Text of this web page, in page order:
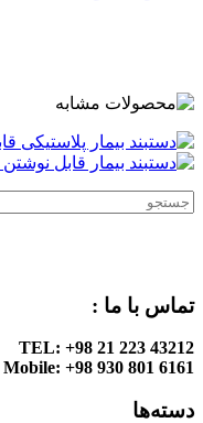
تماس با ما :
TEL: +98 21 223 43212
Mobile: +98 930 801 6161
دسته‌ها